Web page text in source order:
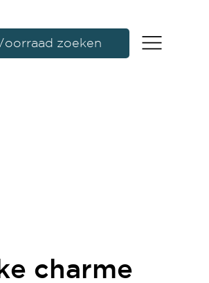
zoeken
charme